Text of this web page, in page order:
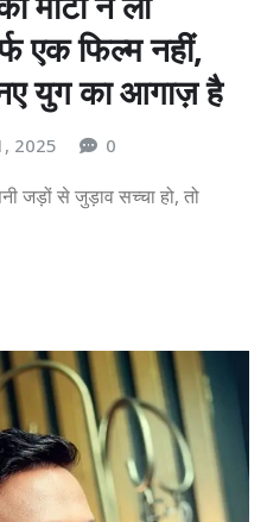
एक फिल्म नहीं,
युग का आगाज़ है
2025 0
जड़ों से जुड़ाव सच्चा हो, तो